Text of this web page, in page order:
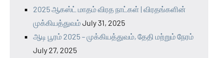
2025 ஆகஸ்ட் மாதம் விரத நாட்கள் | விரதங்களின்
முக்கியத்துவம்July 31, 2025
ஆடி பூரம் 2025 – முக்கியத்துவம், தேதி மற்றும் நேரம்
July 27, 2025